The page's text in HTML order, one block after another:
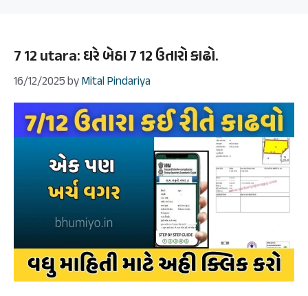
7 12 utara: ઘરે બેઠા 7 12 ઉતારો કાઢો.
16/12/2025byMital Pindariya